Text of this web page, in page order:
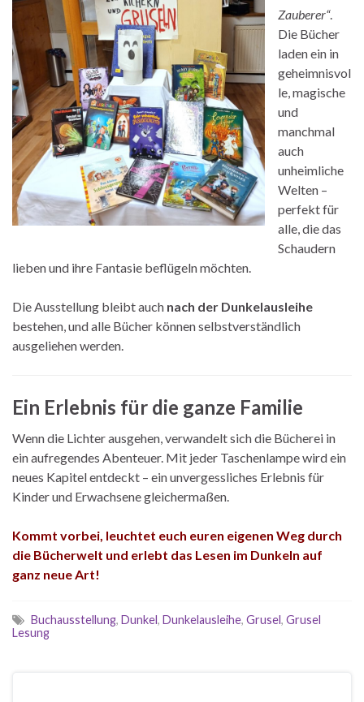
Zauberer“.
Die Bücher
laden ein in
geheimnisvol
le, magische
und
manchmal
auch
unheimliche
Welten –
perfekt für
alle, die das
Schaudern
lieben und ihre Fantasie beflügeln möchten.
Die Ausstellung bleibt auch nach der Dunkelausleihe
bestehen, und alle Bücher können selbstverständlich
ausgeliehen werden.
Ein Erlebnis für die ganze Familie
Wenn die Lichter ausgehen, verwandelt sich die Bücherei in
ein aufregendes Abenteuer. Mit jeder Taschenlampe wird ein
neues Kapitel entdeckt – ein unvergessliches Erlebnis für
Kinder und Erwachsene gleichermaßen.
Kommt vorbei, leuchtet euch euren eigenen Weg durch
die Bücherwelt und erlebt das Lesen im Dunkeln auf
ganz neue Art!
Buchausstellung, Dunkel, Dunkelausleihe, Grusel, Grusel
Lesung